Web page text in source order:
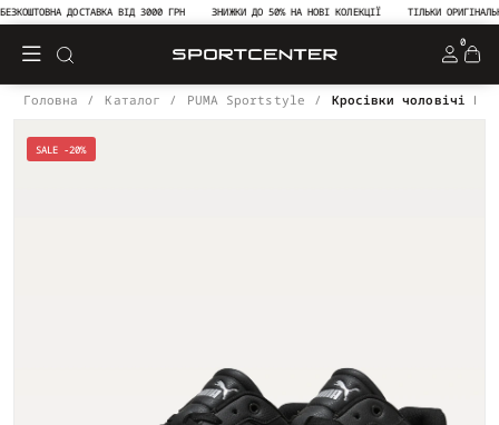
ДОСТАВКА ВІД 3000 ГРН ЗНИЖКИ ДО 50% НА НОВІ КОЛЕКЦІЇ ТІЛЬКИ ОРИГІНАЛЬНА
0
Головна Каталог PUMA Sportstyle Кросівки чоловічі
SALE -20%